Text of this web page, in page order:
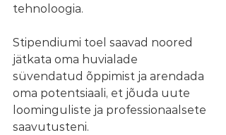
tehnoloogia.
Stipendiumi toel saavad noored
jätkata oma huvialade
süvendatud õppimist ja arendada
oma potentsiaali, et jõuda uute
loominguliste ja professionaalsete
saavutusteni.